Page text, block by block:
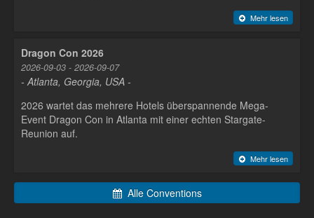
Mehr lesen
Dragon Con 2026
2026-09-03 - 2026-09-07
- Atlanta, Georgia, USA -
2026 wartet das mehrere Hotels überspannende Mega-
Event Dragon Con in Atlanta mit einer echten Stargate-
Reunion auf.
Mehr lesen
Alle Conventions